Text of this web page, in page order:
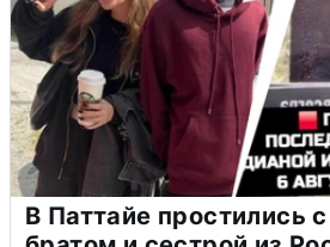
В Паттайе простились